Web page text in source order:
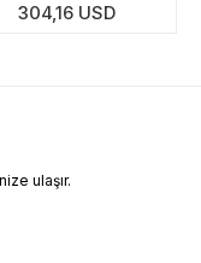
304,16 USD
ulaşır.